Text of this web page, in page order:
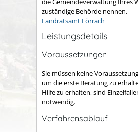
zuständige Behörde nennen.
Landratsamt Lörrach
Leistungsdetails
Voraussetzungen
Sie müssen keine
um die erste Beratung zu
Hilfe zu erhalten, sind
notwendig.
Verfahrensablauf